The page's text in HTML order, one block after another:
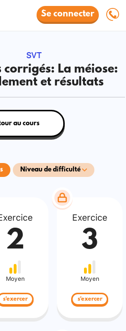
Se connecter
SVT
corrigés: La méiose:
et résultats
Niveau de difficulté
au cours
2
Moyen
s'exercer
Exercice
3
Moyen
s'exercer